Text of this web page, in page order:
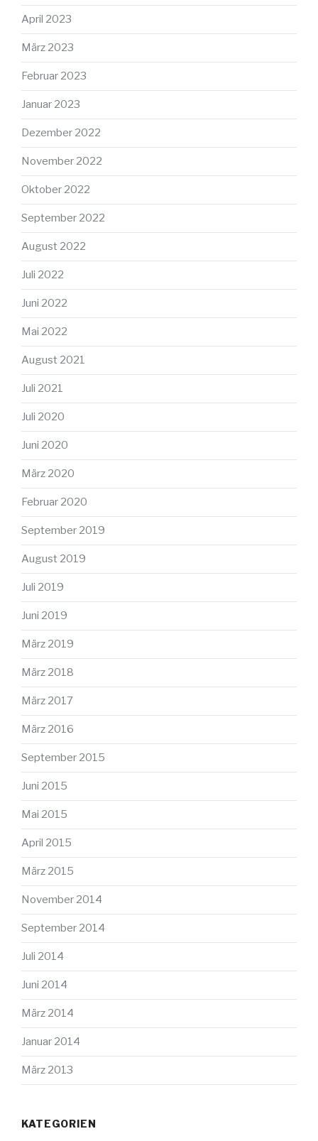
April 2023
März 2023
Februar 2023
Januar 2023
Dezember 2022
November 2022
Oktober 2022
September 2022
August 2022
Juli 2022
Juni 2022
Mai 2022
August 2021
Juli 2021
Juli 2020
Juni 2020
März 2020
Februar 2020
September 2019
August 2019
Juli 2019
Juni 2019
März 2019
März 2018
März 2017
März 2016
September 2015
Juni 2015
Mai 2015
April 2015
März 2015
November 2014
September 2014
Juli 2014
Juni 2014
März 2014
Januar 2014
März 2013
KATEGORIEN